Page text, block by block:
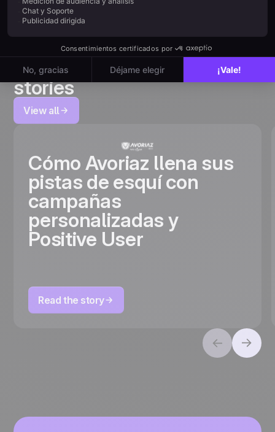
Read other customer
stories
View all
Cómo Avoriaz llena sus
pistas de esquí con
campañas
personalizadas y
Positive User
Read the story